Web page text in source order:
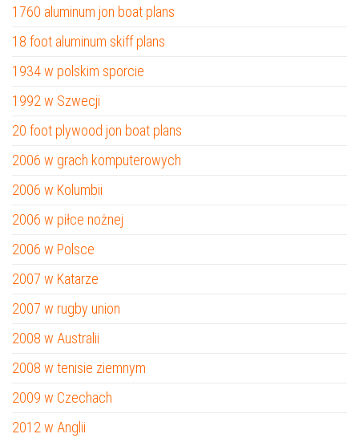
1760 aluminum jon boat plans
18 foot aluminum skiff plans
1934 w polskim sporcie
1992 w Szwecji
20 foot plywood jon boat plans
2006 w grach komputerowych
2006 w Kolumbii
2006 w piłce nożnej
2006 w Polsce
2007 w Katarze
2007 w rugby union
2008 w Australii
2008 w tenisie ziemnym
2009 w Czechach
2012 w Anglii